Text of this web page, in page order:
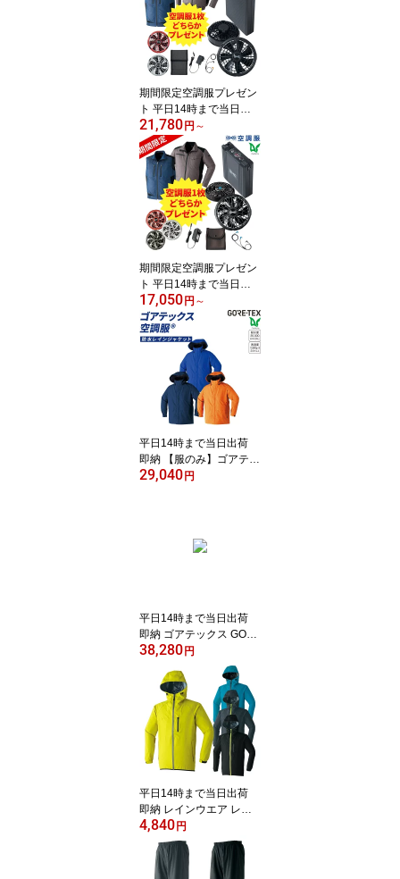
期間限定空調服プレゼン
ト 平日14時まで当日出
荷 即納 2セットがお得 空
調服 18Vスターターキッ
ト SK23011 グレー ブラ
ック レッド ターボモー
ド 20秒瞬間冷却 充電3時
間 軽量 大風量 高効率 長
寿命 防水 防塵
21,780円 ～
期間限定空調服プレゼン
ト 平日14時まで当日出
荷 即納 2個セットがお得
空調服 14.4Vスターター
キット SK23021 グレー
チャコールグレー ブラッ
ク レッド ターボモード 5
分間瞬間冷却 充電3時間
軽量 大風量 高効率 長寿
命 防水 防塵
17,050円 ～
平日14時まで当日出荷
即納 【服のみ】ゴアテッ
クス 空調服 GORE-TEX
ユニセックス M〜5L 6サ
イズ 3色 暑さ対策【服の
29,040円
平日14時まで当日出荷
即納 ゴアテックス GOR
E-TEX 梅雨対策 最強防
風 レインウェア 上下セ
ット レインコート レイ
ンパンツ カッパ 雨合羽
梅雨 豪雨 自転車 作業着
作業服 メンズ 撥水 防水
フード付き 耐水 透湿 As
ahicho 旭蝶 51029 5103
38,280円
平日14時まで当日出荷
即納 レインウエア レイ
ンコート 梅雨対策 梅雨
豪雨 ゴルフ 中学生 高校
生 自転車 台風対策 作業
着 作業服 耐水 透湿 スト
4,840円